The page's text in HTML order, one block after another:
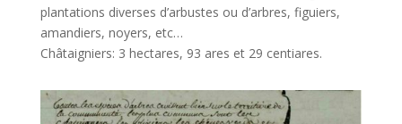
plantations diverses d’arbustes ou d’arbres, figuiers,
amandiers, noyers, etc…
Châtaigniers: 3 hectares, 93 ares et 29 centiares.